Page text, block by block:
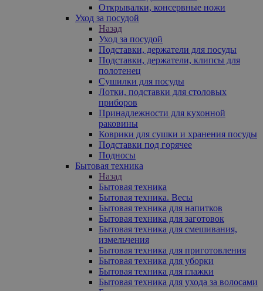
Открывалки, консервные ножи
Уход за посудой
Назад
Уход за посудой
Подставки, держатели для посуды
Подставки, держатели, клипсы для
полотенец
Сушилки для посуды
Лотки, подставки для столовых
приборов
Принадлежности для кухонной
раковины
Коврики для сушки и хранения посуды
Подставки под горячее
Подносы
Бытовая техника
Назад
Бытовая техника
Бытовая техника. Весы
Бытовая техника для напитков
Бытовая техника для заготовок
Бытовая техника для смешивания,
измельчения
Бытовая техника для приготовления
Бытовая техника для уборки
Бытовая техника для глажки
Бытовая техника для ухода за волосами